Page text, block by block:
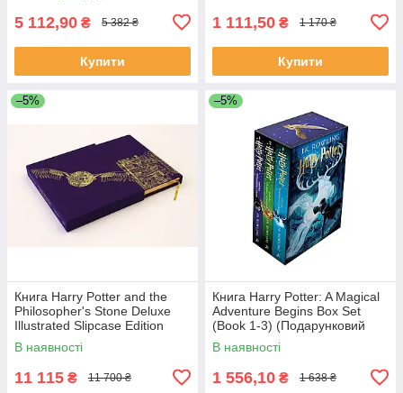
5 112,90 ₴ 5 382 ₴
Купити
1 111,50 ₴ 1 170 ₴
Купити
–5%
Книга Harry Potter and the
Philosopher's Stone Deluxe
Illustrated Slipcase Edition
художня література
В наявності
11 115 ₴ 11 700 ₴
–5%
Книга Harry Potter: A Magical
Adventure Begins Box Set
(Book 1-3) (Подарунковий
набір)
В наявності
1 556,10 ₴ 1 638 ₴